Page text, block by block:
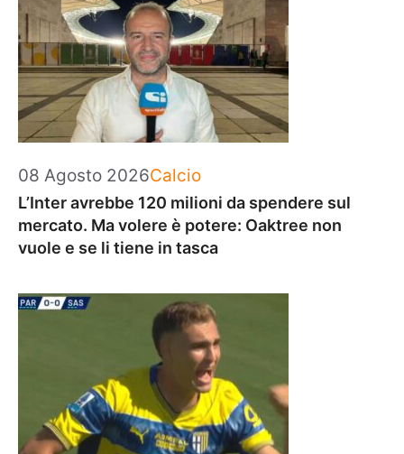
08 Agosto 2026Categorie
Calcio
L’Inter avrebbe 120 milioni da spendere sul
mercato. Ma volere è potere: Oaktree non
vuole e se li tiene in tasca